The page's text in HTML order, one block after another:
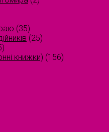
(35)
(25)
книжки) (156)